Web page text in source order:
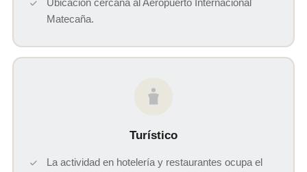
Ubicación cercana al Aeropuerto Internacional
Matecaña.
Turístico
La actividad en hotelería y restaurantes ocupa el